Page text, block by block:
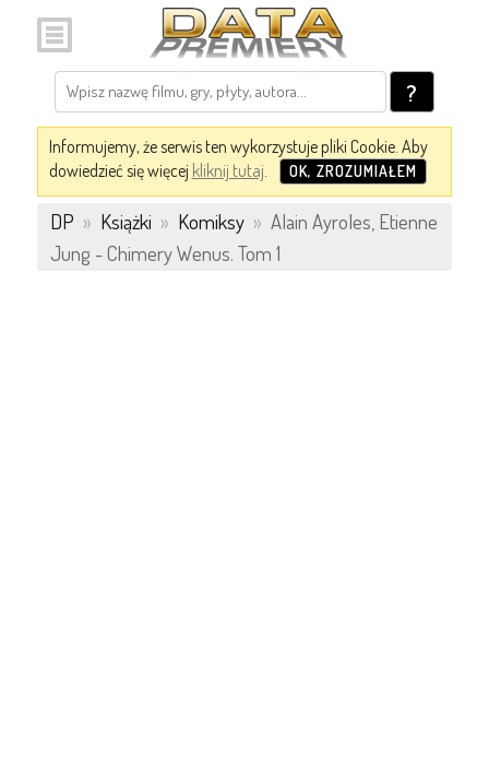
?
Informujemy, że serwis ten wykorzystuje pliki Cookie. Aby
dowiedzieć się więcej kliknij tutaj. OK, ZROZUMIAŁEM
DP » Książki » Komiksy » Alain Ayroles, Etienne
Jung - Chimery Wenus. Tom 1